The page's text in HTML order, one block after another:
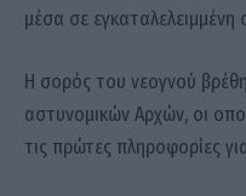
μέσα σε εγκαταλελειμμένη
Η σορός του νεογνού
αστυνομικών Αρχών, οι
τις πρώτες πληροφορίες